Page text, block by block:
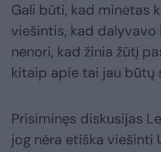
Gali būti, kad minėtas
viešintis, kad dalyvavo
nenori, kad žinia žūtį
kitaip apie tai jau būtų
Prisiminęs diskusijas
jog nėra etiška viešinti